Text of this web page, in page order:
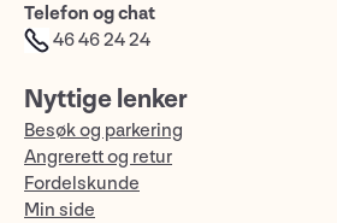
Telefon og chat
46 46 24 24
Nyttige lenker
Besøk og parkering
Angrerett og retur
Fordelskunde
Min side